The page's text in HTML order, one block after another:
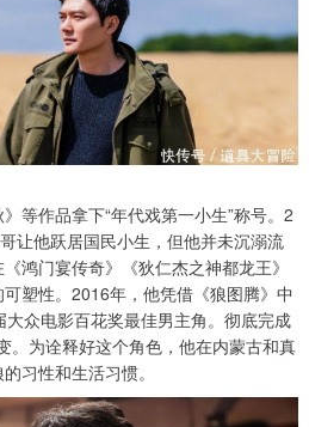
等作品拿下“年代戏第一小生”称号。2
让他跃居国民小生，但他并未沉溺流
鸿门宴传奇》《狄仁杰之神都龙王》
塑性。2016年，他凭借《狼图腾》中
众电影百花奖最佳男主角。彻底完成
。为诠释好这个角色，他在内蒙古和真
习性和生活习惯。